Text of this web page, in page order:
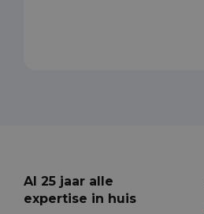
Al 25 jaar alle
expertise in huis